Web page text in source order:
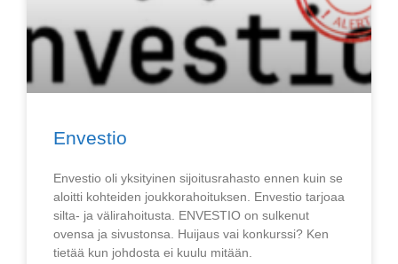
Envestio
Envestio oli yksityinen sijoitusrahasto ennen kuin se
aloitti kohteiden joukkorahoituksen. Envestio tarjoaa
silta- ja välirahoitusta. ENVESTIO on sulkenut
ovensa ja sivustonsa. Huijaus vai konkurssi? Ken
tietää kun johdosta ei kuulu mitään.